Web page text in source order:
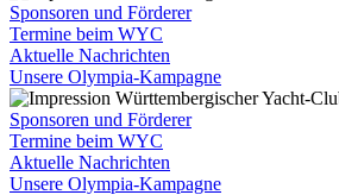
Sponsoren und Förderer
Termine beim WYC
Aktuelle Nachrichten
Unsere Olympia-Kampagne
Sponsoren und Förderer
Termine beim WYC
Aktuelle Nachrichten
Unsere Olympia-Kampagne